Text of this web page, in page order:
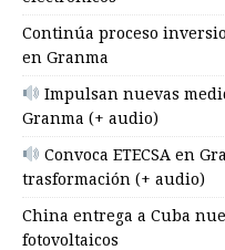
Continúa proceso
en Granma
Impulsan nuevas
Granma (+ audio)
Convoca ETECSA en
trasformación (+ audio)
China entrega a Cuba
fotovoltaicos